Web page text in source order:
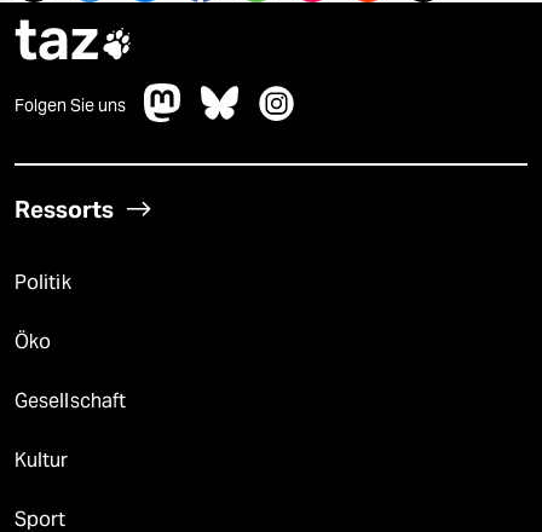
taz
Folgen Sie uns
Ressorts
Politik
Öko
Gesellschaft
Kultur
Sport